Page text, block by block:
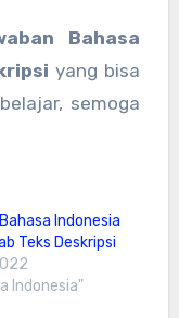
Bahasa
yang bisa
semoga
Indonesia
Teks Deskripsi
Indonesia"